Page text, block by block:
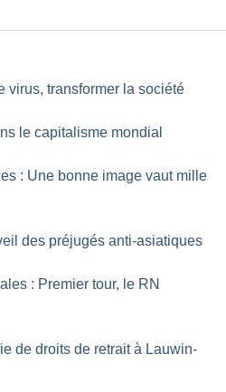
virus, transformer la société
le capitalisme mondial
: Une bonne image vaut mille
des préjugés anti-asiatiques
: Premier tour, le RN
de droits de retrait à Lauwin-